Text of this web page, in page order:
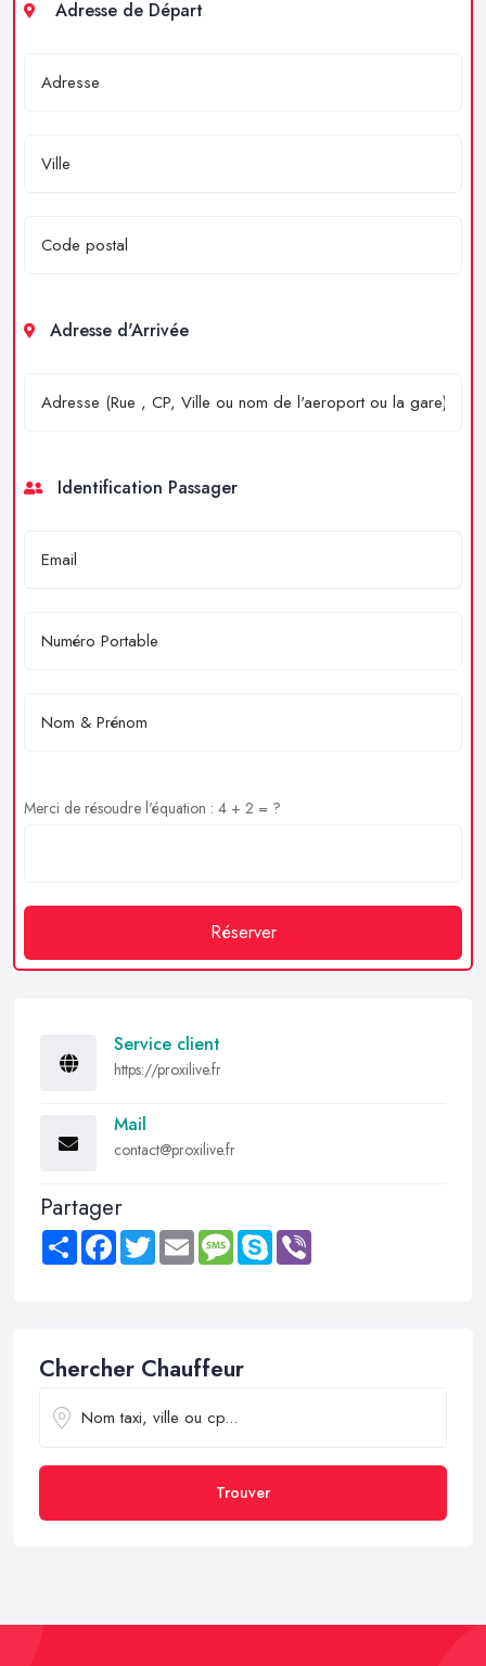
Adresse de Départ
Adresse d'Arrivée
Identification Passager
Merci de résoudre l'équation : 4 + 2 = ?
Réserver
Service client
https://proxilive.fr
Mail
contact@proxilive.fr
Partager
Share FacebookTwitter Email MessageSkype
Chercher Chauffeur
Trouver